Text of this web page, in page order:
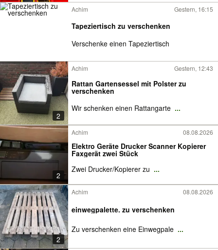
Achim Gestern, 16:15
Tapeziertisch zu verschenken
Verschenke einen Tapeziertisch
2
Achim Gestern, 12:43
Rattan Gartensessel mit Polster zu
verschenken
Wir schenken einen Rattangarte ...
2
Achim 08.08.2026
Elektro Geräte Drucker Scanner Kopierer
Faxgerät zwei Stück
Zwei Drucker/Kopierer zu ...
2
Achim 08.08.2026
einwegpalette. zu verschenken
Zu verschenken eine Einwegpale ...